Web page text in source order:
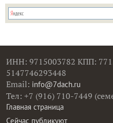
ИНН: 9715003782 КПП:
5147746293448
Email: info@7dach.ru
Тел: +7 (916) 710-7449
Главная страница
Сейчас публикуют